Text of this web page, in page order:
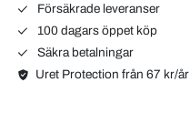
Försäkrade leveranser
100 dagars öppet köp
Säkra betalningar
Uret Protection från 67 kr/år